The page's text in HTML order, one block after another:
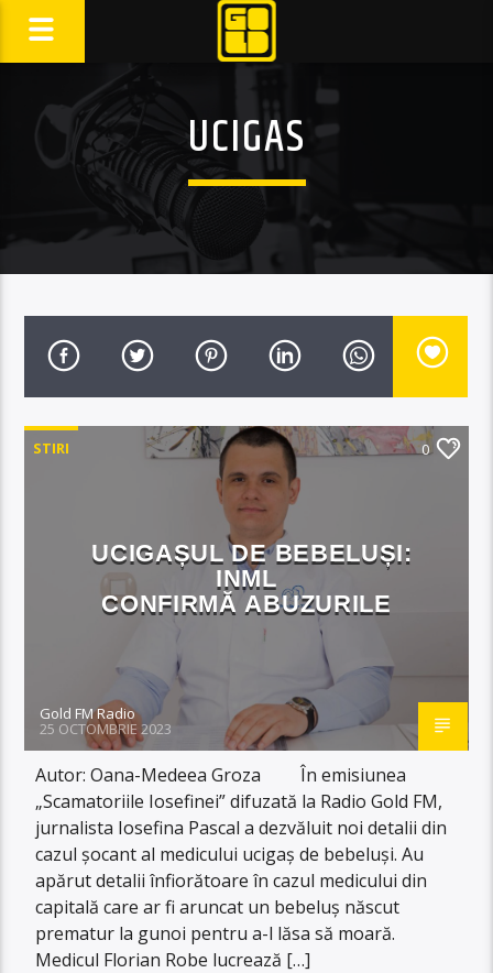
UCIGAS
STIRI 0
UCIGAȘUL DE BEBELUȘI:
INML
CONFIRMĂ ABUZURILE
Gold FM Radio
25 OCTOMBRIE 2023
Autor: Oana-Medeea Groza În emisiunea
„Scamatoriile Iosefinei” difuzată la Radio Gold FM,
jurnalista Iosefina Pascal a dezvăluit noi detalii din
cazul șocant al medicului ucigaș de bebeluși. Au
apărut detalii înfiorătoare în cazul medicului din
capitală care ar fi aruncat un bebeluș născut
prematur la gunoi pentru a-l lăsa să moară.
Medicul Florian Robe lucrează […]